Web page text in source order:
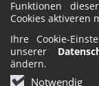
Funktionen
Cookies aktiveren
Ihre Cookie-
unserer
ändern.
Notwendig